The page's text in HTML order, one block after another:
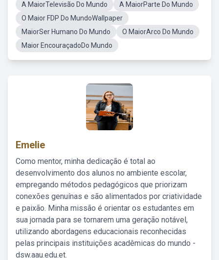
A MaiorTelevisão Do Mundo
A MaiorParte Do Mundo
O Maior FDP Do MundoWallpaper
MaiorSer Humano Do Mundo
O MaiorArco Do Mundo
Maior EncouraçadoDo Mundo
Emelie
Como mentor, minha dedicação é total ao
desenvolvimento dos alunos no ambiente escolar,
empregando métodos pedagógicos que priorizam
conexões genuínas e são alimentados por criatividade
e paixão. Minha missão é orientar os estudantes em
sua jornada para se tornarem uma geração notável,
utilizando abordagens educacionais reconhecidas
pelas principais instituições acadêmicas do mundo -
dsw.aau.edu.et.